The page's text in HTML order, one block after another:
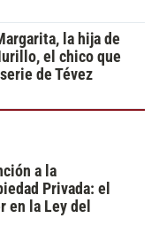
la hija de
el chico que
de Tévez
a la
Privada: el
en la Ley del